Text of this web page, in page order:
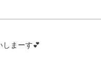
しまーす💕